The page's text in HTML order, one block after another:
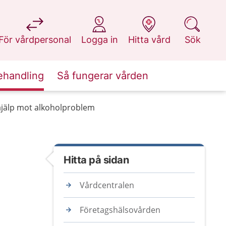
vårdpersonal
på 1177.se
Logga in
på 1177.se
Hitta vård
på 1177.se
Sök
på 1177.se
Så fungerar vården
mot alkoholproblem
Hitta på sidan
Vårdcentralen
Företagshälsovården